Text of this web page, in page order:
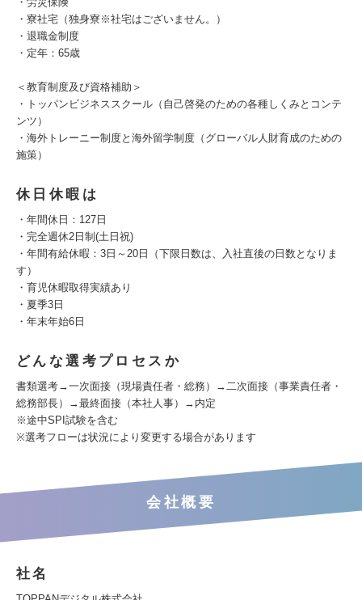
・寮社宅（独身寮※社宅はございません。）
・退職金制度
・定年：65歳
＜教育制度及び資格補助＞
・トッパンビジネススクール（自己啓発のための各種しくみとコンテ
ンツ）
・海外トレーニー制度と海外留学制度（グローバル人財育成のための
施策）
休日休暇は
・年間休日：127日
・完全週休2日制(土日祝)
・年間有給休暇：3日～20日（下限日数は、入社直後の日数となりま
す）
・育児休暇取得実績あり
・夏季3日
・年末年始6日
どんな選考プロセスか
書類選考→一次面接（現場責任者・総務）→二次面接（事業責任者・
総務部長）→最終面接（本社人事）→内定
※途中SPI試験を含む
※選考フローは状況により変更する場合があります
会社概要
社名